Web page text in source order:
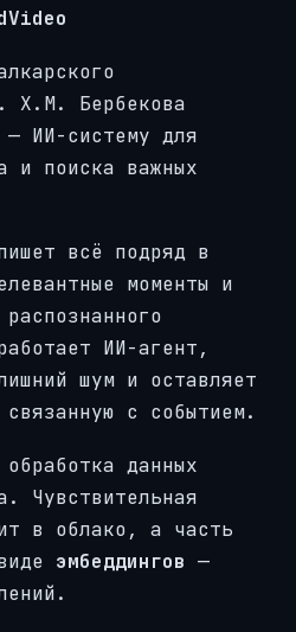
Х.М. Бербекова
— ИИ-систему для
и поиска важных
всё подряд в
моменты и
ИИ-агент,
шум и оставляет
с событием.
данных
Чувствительная
в облако, а часть
эмбеддингов —